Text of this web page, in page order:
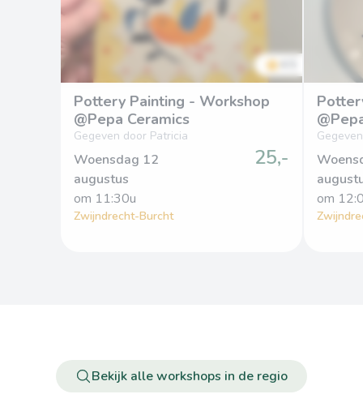
Pottery Painting - Workshop
@Pepa Ceramics
Gegeven door Patricia
Woensdag 12
augustus
om 11:30u
25,-
Zwijndrecht-Burcht
om
Bekijk alle workshops in de regio